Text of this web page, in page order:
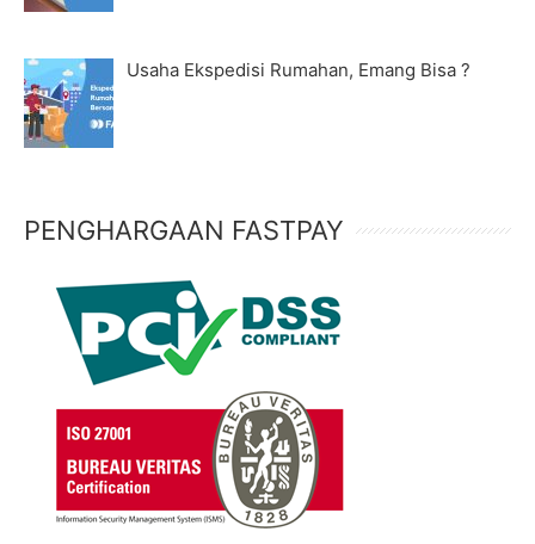
Usaha Ekspedisi Rumahan, Emang Bisa ?
PENGHARGAAN FASTPAY